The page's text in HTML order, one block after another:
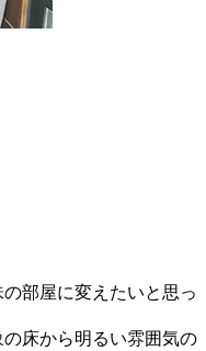
部屋に変えたいと思っ
床から明るい雰囲気の